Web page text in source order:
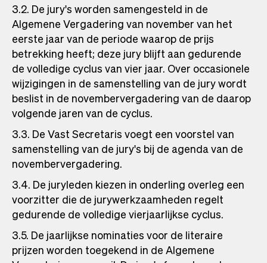
3.2. De jury's worden samengesteld in de
Algemene Vergadering van november van het
eerste jaar van de periode waarop de prijs
betrekking heeft; deze jury blijft aan gedurende
de volledige cyclus van vier jaar. Over occasionele
wijzigingen in de samenstelling van de jury wordt
beslist in de novembervergadering van de daarop
volgende jaren van de cyclus.
3.3. De Vast Secretaris voegt een voorstel van
samenstelling van de jury's bij de agenda van de
novembervergadering.
3.4. De juryleden kiezen in onderling overleg een
voorzitter die de jurywerkzaamheden regelt
gedurende de volledige vierjaarlijkse cyclus.
3.5. De jaarlijkse nominaties voor de literaire
prijzen worden toegekend in de Algemene